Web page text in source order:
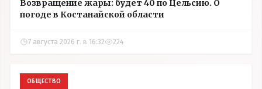
Возвращение жары: будет 40 по Цельсию. О
погоде в Костанайской области
7 августа 2026 г. в 16:32 224
ОБЩЕСТВО